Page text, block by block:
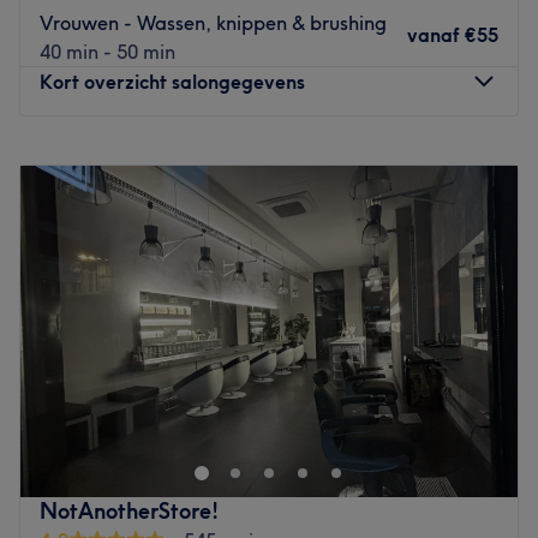
Vrouwen - Wassen, knippen & brushing
40 min - 50 min
vanaf €55
Kort overzicht salongegevens
Dinsdag
08:00
20:00
Woensdag
08:00– 20:00
Donderdag
08:00
Vrijdag
08:00
20:00
Zaterdag
08:00
Zondag
Gesloten
Aan de Paardenmarkt in Antwerpen bevindt zich Tropical
Joy, een stijlvolle familiale zaak van de familie Belo waar
kwaliteit, comfort en persoonlijke aandacht samenkomen.
Tropical Joy is een exclusief 3-in-1 concept dat kapper,
schoonheidsbehandelingen & massages en een snackbar
combineert onder één dak.
NotAnotherStore!